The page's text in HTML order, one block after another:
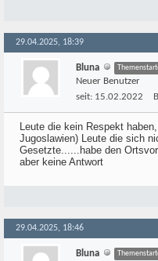
29.04.2025, 18:39
Bluna
Neuer Benutzer
seit: 15.02.2022
Leute die kein Respekt
Jugoslawien) Leute die sich
Gesetzte......habe den
aber keine Antwort
29.04.2025, 18:46
Bluna